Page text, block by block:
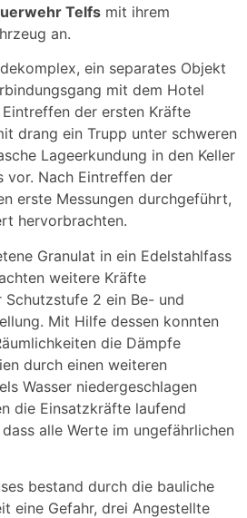
Telfs mit ihrem
an.
ein separates Objekt
mit dem Hotel
der ersten Kräfte
drang ein Trupp unter schweren
Lageerkundung in den Keller
vor. Nach Eintreffen der
erste Messungen durchgeführt,
hervorbrachten.
Granulat in ein Edelstahlfass
weitere Kräfte
2 ein Be- und
Mit Hilfe dessen konnten
die Dämpfe
durch einen weiteren
Wasser niedergeschlagen
die Einsatzkräfte laufend
alle Werte im ungefährlichen
bestand durch die bauliche
eine Gefahr, drei Angestellte